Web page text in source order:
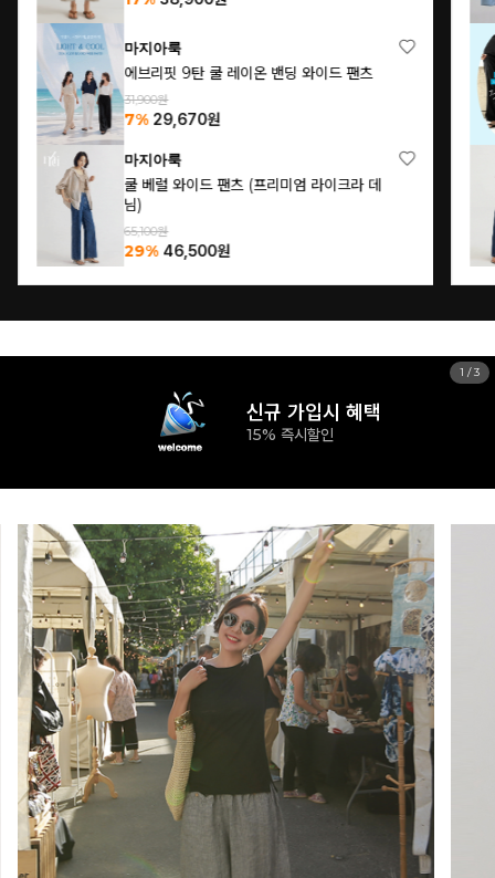
마지아룩
에브리핏 9탄 쿨 레이온 밴딩 와이드 팬츠
31,900원
7% 29,670원
마지아룩
쿨 베럴 와이드 팬츠 (프리미엄 라이크라 데
님)
65,100원
29% 46,500원
신규 가입시 혜택
15% 즉시할인
2 /3